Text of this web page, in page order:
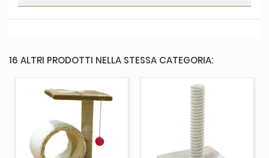
16 ALTRI PRODOTTI NELLA STESSA CATEGORIA: